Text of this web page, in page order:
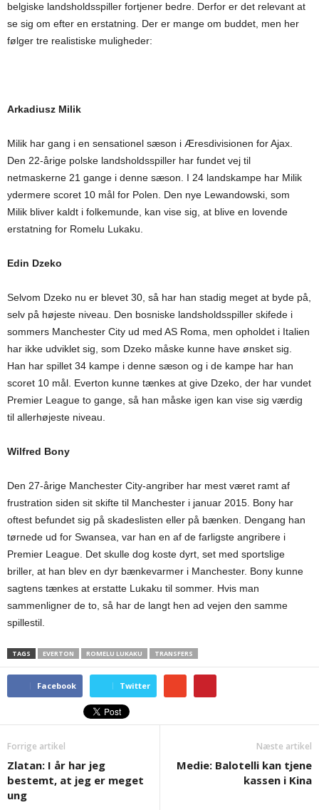
belgiske landsholdsspiller fortjener bedre. Derfor er det relevant at
se sig om efter en erstatning. Der er mange om buddet, men her
følger tre realistiske muligheder:
Arkadiusz Milik
Milik har gang i en sensationel sæson i Æresdivisionen for Ajax.
Den 22-årige polske landsholdsspiller har fundet vej til
netmaskerne 21 gange i denne sæson. I 24 landskampe har Milik
ydermere scoret 10 mål for Polen. Den nye Lewandowski, som
Milik bliver kaldt i folkemunde, kan vise sig, at blive en lovende
erstatning for Romelu Lukaku.
Edin Dzeko
Selvom Dzeko nu er blevet 30, så har han stadig meget at byde på,
selv på højeste niveau. Den bosniske landsholdsspiller skifede i
sommers Manchester City ud med AS Roma, men opholdet i Italien
har ikke udviklet sig, som Dzeko måske kunne have ønsket sig.
Han har spillet 34 kampe i denne sæson og i de kampe har han
scoret 10 mål. Everton kunne tænkes at give Dzeko, der har vundet
Premier League to gange, så han måske igen kan vise sig værdig
til allerhøjeste niveau.
Wilfred Bony
Den 27-årige Manchester City-angriber har mest været ramt af
frustration siden sit skifte til Manchester i januar 2015. Bony har
oftest befundet sig på skadeslisten eller på bænken. Dengang han
tørnede ud for Swansea, var han en af de farligste angribere i
Premier League. Det skulle dog koste dyrt, set med sportslige
briller, at han blev en dyr bænkevarmer i Manchester. Bony kunne
sagtens tænkes at erstatte Lukaku til sommer. Hvis man
sammenligner de to, så har de langt hen ad vejen den samme
spillestil.
TAGS EVERTON ROMELU LUKAKU TRANSFERS
Facebook Twitter
Forrige artikel
Zlatan: I år har jeg
bestemt, at jeg er meget
ung
Næste artikel
Medie: Balotelli kan tjene
kassen i Kina